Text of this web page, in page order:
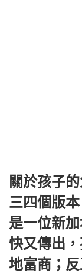
關於孩子
三四個版
是一位新
快又傳出
地富商；